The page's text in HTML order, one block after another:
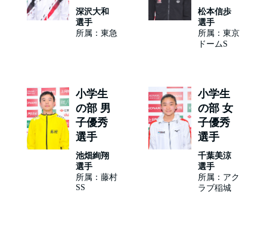
深沢大和
選手
所属：東急
松本信歩
選手
所属：東京
ドームS
小学生
の部 男
子優秀
選手
池畑絢翔
選手
所属：藤村
SS
小学生
の部 女
子優秀
選手
千葉美涼
選手
所属：アク
ラブ稲城